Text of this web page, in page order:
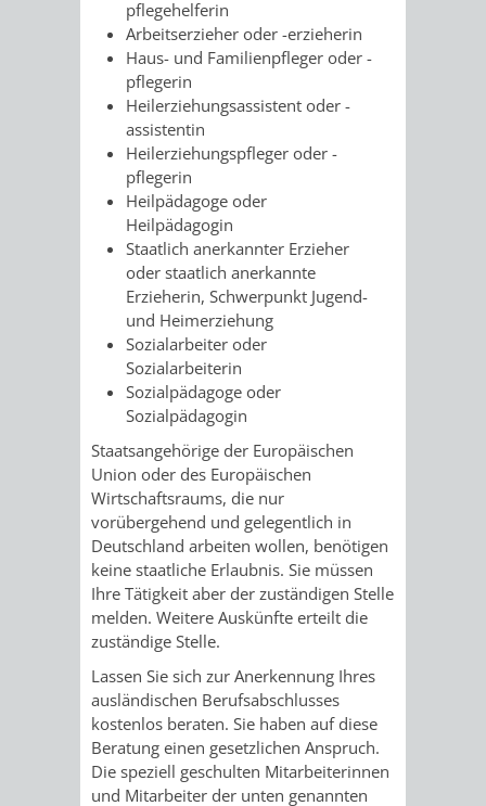
DES
DENKMALS
LIEGENSCHAFTEN
ABWASSERBESEITIGUNG
ANTRAGSVERFAHREN
VERMIETE
DOCH
AN
DEINE
STADT
WIEDERVERMIETUNGSPRÄMIE
DENKMALSCHUTZ
AMT
STABSSTELLE
BÄDER(PLANUNG
GEBÄUDEBETRIEB
AMT AMT
pflegehelferin
Arbeitserzieher oder -erzieherin
Haus- und Familienpfleger oder -
pflegerin
Heilerziehungsassistent oder -
assistentin
Heilerziehungspfleger oder -
pflegerin
Heilpädagoge oder
Heilpädagogin
Staatlich anerkannter Erzieher
oder staatlich anerkannte
Erzieherin, Schwerpunkt Jugend-
und Heimerziehung
Sozialarbeiter oder
Sozialarbeiterin
Sozialpädagoge oder
Sozialpädagogin
Staatsangehörige der Europäischen
Union oder des Europäischen
Wirtschaftsraums, die nur
vorübergehend und gelegentlich in
Deutschland arbeiten wollen, benötigen
keine staatliche Erlaubnis. Sie müssen
Ihre Tätigkeit aber der zuständigen Stelle
melden. Weitere Auskünfte erteilt die
zuständige Stelle.
Lassen Sie sich zur Anerkennung Ihres
ausländischen Berufsabschlusses
kostenlos beraten. Sie haben auf diese
Beratung einen gesetzlichen Anspruch.
Die speziell geschulten Mitarbeiterinnen
und Mitarbeiter der unten genannten